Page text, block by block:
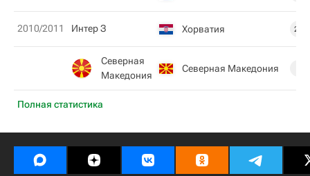
Полная статистика
2010/2011 Интер З Хорватия 21
Северная
Македония
Северная Македония